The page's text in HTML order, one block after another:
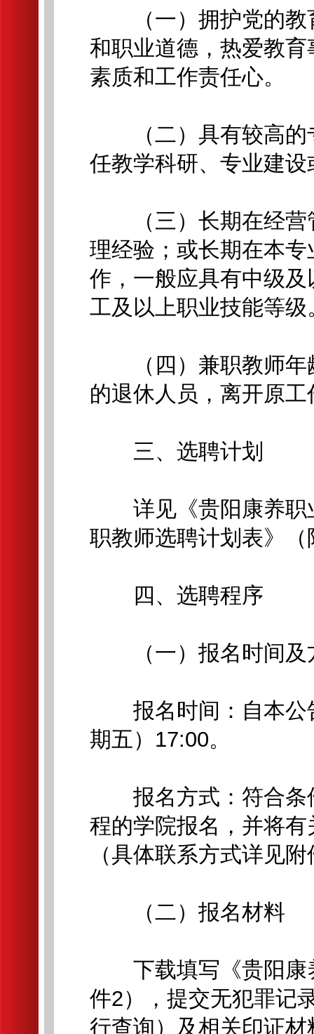
（一）拥护党的教
和职业道德，热爱教
素质和工作责任心。
（二）具有较高的
任教学科研、专业建
（三）长期在经营
理经验；或长期在本
作，一般应具有中级
工及以上职业技能等级
（四）兼职教师年
的退休人员，离开原
三、选聘计划
详见《贵阳康养职
职教师选聘计划表》（
四、选聘程序
（一）报名时间及
报名时间：自本公
期五）17:00。
报名方式：符合条
程的学院报名，并将
（具体联系方式详见
（二）报名材料
下载填写《贵阳康
件2），提交无犯罪记
行查询）及相关印证